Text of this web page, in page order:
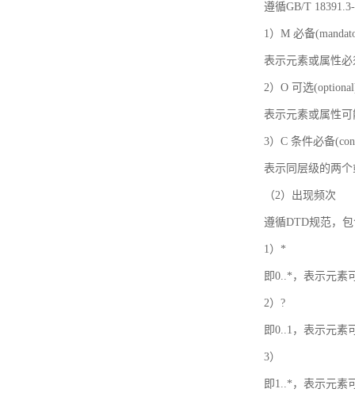
遵循GB/T
1）M 必备
表示元素或属性
2）O 可选
表示元素或属性
3）C 条件必备
表示同层级的两
（2）出现频次
遵循DTD规范，
1）*
即0..*，表示元素
2）?
即0..1，表示元素
3）
即1..*，表示元素